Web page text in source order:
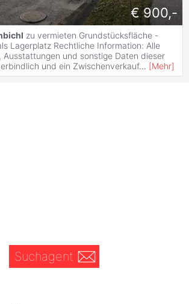
€ 900,-
zu vermieten Grundstücksfläche -
Lagerplatz Rechtliche Information: Alle
Ausstattungen und sonstige Daten dieser
und ein Zwischenverkauf... [Mehr]
Suchagent